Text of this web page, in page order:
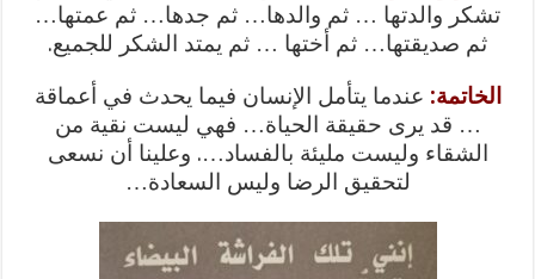
تشكر والدتها … ثم والدها… ثم جدها… ثم عمتها…
ثم صديقتها… ثم أختها … ثم يمتد الشكر للجميع.
الخاتمة: عندما يتأمل الإنسان فيما يحدث في أعماقة
… قد يرى حقيقة الحياة… فهي ليست نقية من
الشقاء وليست مليئة بالفساد…. وعلينا أن نسعى
لتحقيق الرضا وليس السعادة…